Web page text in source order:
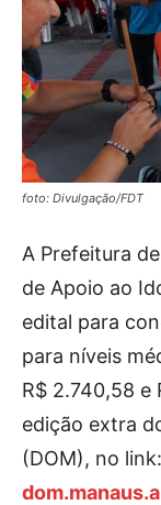
foto: Divulgação/FDT
A Prefeitura
de Apoio ao
edital para
para níveis
R$ 2.740,58 e
edição extra
(DOM), no link: